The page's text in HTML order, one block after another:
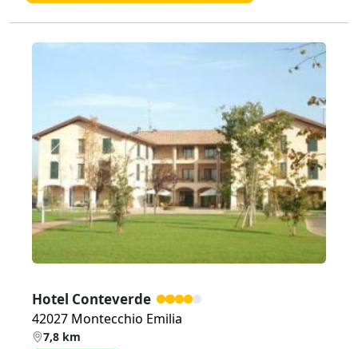
Zurück Weiter
Hotel Conteverde
42027 Montecchio Emilia
7,8 km